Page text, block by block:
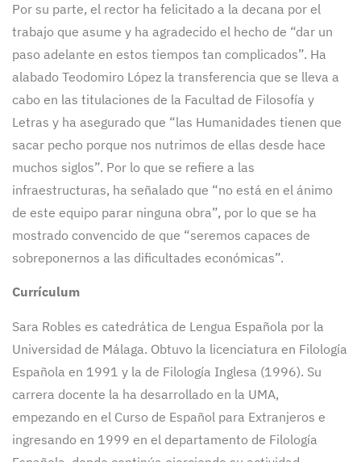
Por su parte, el rector ha felicitado a la decana por el
trabajo que asume y ha agradecido el hecho de “dar un
paso adelante en estos tiempos tan complicados”. Ha
alabado Teodomiro López la transferencia que se lleva a
cabo en las titulaciones de la Facultad de Filosofía y
Letras y ha asegurado que “las Humanidades tienen que
sacar pecho porque nos nutrimos de ellas desde hace
muchos siglos”. Por lo que se refiere a las
infraestructuras, ha señalado que “no está en el ánimo
de este equipo parar ninguna obra”, por lo que se ha
mostrado convencido de que “seremos capaces de
sobreponernos a las dificultades económicas”.
Currículum
Sara Robles es catedrática de Lengua Española por la
Universidad de Málaga. Obtuvo la licenciatura en Filología
Española en 1991 y la de Filología Inglesa (1996). Su
carrera docente la ha desarrollado en la UMA,
empezando en el Curso de Español para Extranjeros e
ingresando en 1999 en el departamento de Filología